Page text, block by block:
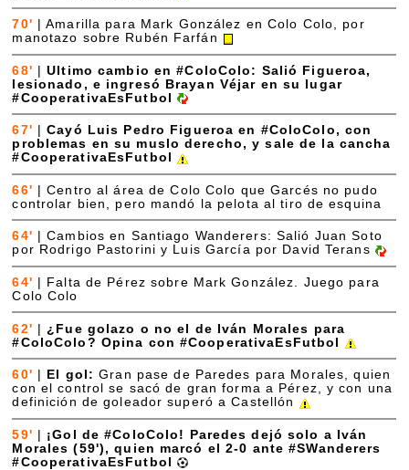
70' |Amarilla para Mark González en Colo Colo, por
manotazo sobre Rubén Farfán
68' |Ultimo cambio en #ColoColo: Salió Figueroa,
lesionado, e ingresó Brayan Véjar en su lugar
#CooperativaEsFutbol
67' |Cayó Luis Pedro Figueroa en #ColoColo, con
problemas en su muslo derecho, y sale de la cancha
#CooperativaEsFutbol
66' |Centro al área de Colo Colo que Garcés no pudo
controlar bien, pero mandó la pelota al tiro de esquina
64' |Cambios en Santiago Wanderers: Salió Juan Soto
por Rodrigo Pastorini y Luis García por David Terans
64'
Falta de Pérez sobre Mark González. Juego para
Colo Colo
62' | ¿Fue golazo o no el de Iván Morales para
#ColoColo? Opina con #CooperativaEsFutbol
60' El gol: Gran pase de Paredes para Morales, quien
con el control se sacó de gran forma a Pérez, y con una
definición de goleador superó a Castellón
59' | ¡Gol de #ColoColo! Paredes dejó solo a Iván
Morales (59'), quien marcó el 2-0 ante #SWanderers
#CooperativaEsFutbol